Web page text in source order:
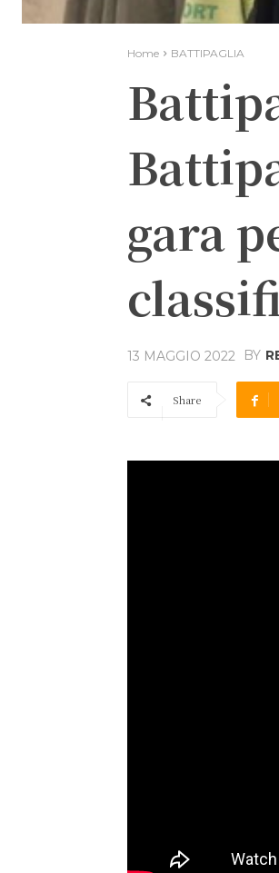
Home BATTIPAGLIA
gara
13 MAGGIO 2022 BY
Share